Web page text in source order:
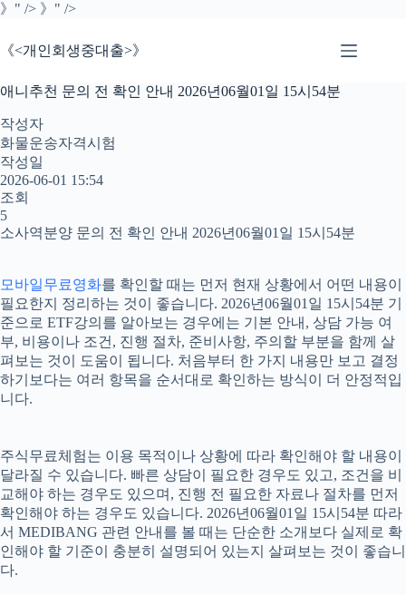
》" /> 》" />본
으
건
너
기
《<개인회생중대출>》
애니추천 문의 전 확인 안내 2026년06월01일 15시54분
작성자
화물운송자격시험
작성일
2026-06-01 15:54
조회
5
소사역분양 문의 전 확인 안내 2026년06월01일 15시54분
모바일무료영화를 확인할 때는 먼저 현재 상황에서 어떤 내용이
필요한지 정리하는 것이 좋습니다. 2026년06월01일 15시54분 기
준으로 ETF강의를 알아보는 경우에는 기본 안내, 상담 가능 여
부, 비용이나 조건, 진행 절차, 준비사항, 주의할 부분을 함께 살
펴보는 것이 도움이 됩니다. 처음부터 한 가지 내용만 보고 결정
하기보다는 여러 항목을 순서대로 확인하는 방식이 더 안정적입
니다.
주식무료체험는 이용 목적이나 상황에 따라 확인해야 할 내용이
달라질 수 있습니다. 빠른 상담이 필요한 경우도 있고, 조건을 비
교해야 하는 경우도 있으며, 진행 전 필요한 자료나 절차를 먼저
확인해야 하는 경우도 있습니다. 2026년06월01일 15시54분 따라
서 MEDIBANG 관련 안내를 볼 때는 단순한 소개보다 실제로 확
인해야 할 기준이 충분히 설명되어 있는지 살펴보는 것이 좋습니
다.